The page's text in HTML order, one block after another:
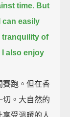
time. But
can easily
tranquility of
I also enjoy
賽跑。但在香
切。大自然的
享受溫暖的人